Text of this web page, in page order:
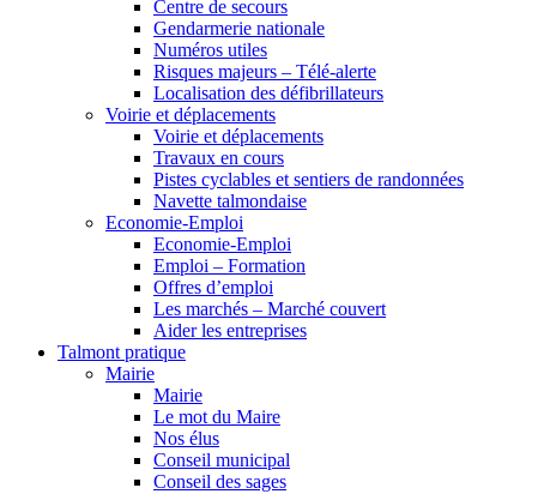
Centre de secours
Gendarmerie nationale
Numéros utiles
Risques majeurs – Télé-alerte
Localisation des défibrillateurs
Voirie et déplacements
Voirie et déplacements
Travaux en cours
Pistes cyclables et sentiers de randonnées
Navette talmondaise
Economie-Emploi
Economie-Emploi
Emploi – Formation
Offres d’emploi
Les marchés – Marché couvert
Aider les entreprises
Talmont pratique
Mairie
Mairie
Le mot du Maire
Nos élus
Conseil municipal
Conseil des sages